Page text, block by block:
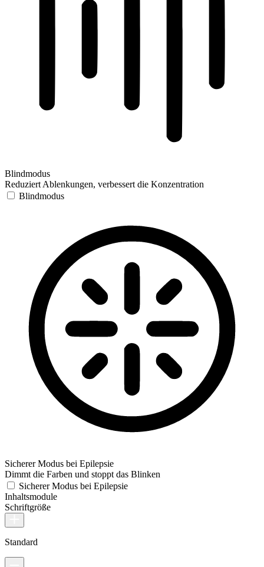
Blindmodus
Reduziert Ablenkungen, verbessert die Konzentration
Blindmodus
Sicherer Modus bei Epilepsie
Dimmt die Farben und stoppt das Blinken
Sicherer Modus bei Epilepsie
Inhaltsmodule
Schriftgröße
Standard